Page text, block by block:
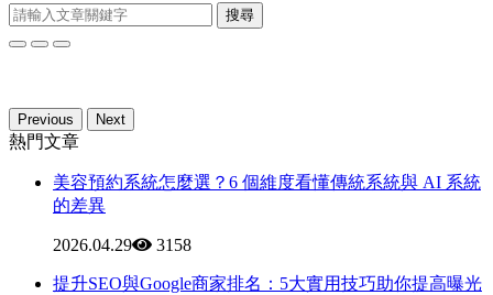
搜尋
Previous Next
熱門文章
美容預約系統怎麼選？6 個維度看懂傳統系統與 AI 系統
的差異
2026.04.29 3158
提升SEO與Google商家排名：5大實用技巧助你提高曝光